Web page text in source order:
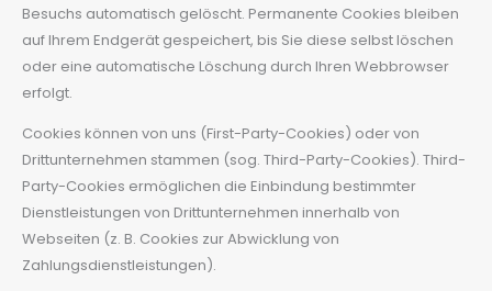
Besuchs automatisch gelöscht. Permanente Cookies bleiben
auf Ihrem Endgerät gespeichert, bis Sie diese selbst löschen
oder eine automatische Löschung durch Ihren Webbrowser
erfolgt.
Cookies können von uns (First-Party-Cookies) oder von
Drittunternehmen stammen (sog. Third-Party-Cookies). Third-
Party-Cookies ermöglichen die Einbindung bestimmter
Dienstleistungen von Drittunternehmen innerhalb von
Webseiten (z. B. Cookies zur Abwicklung von
Zahlungsdienstleistungen).